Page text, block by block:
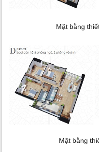
Mặt bằng
Mặt bằng